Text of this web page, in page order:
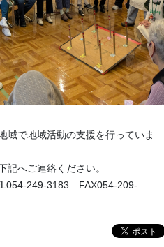
域で地域活動の支援を行っていま
記へご連絡ください。
249-3183 FAX054-209-